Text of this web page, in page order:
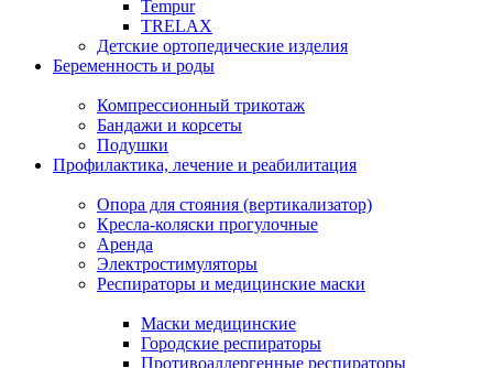
Tempur
TRELAX
Детские ортопедические изделия
Беременность и роды
Компрессионный трикотаж
Бандажи и корсеты
Подушки
Профилактика, лечение и реабилитация
Опора для стояния (вертикализатор)
Кресла-коляски прогулочные
Аренда
Электростимуляторы
Респираторы и медицинские маски
Маски медицинские
Городские респираторы
Противоаллергенные респираторы